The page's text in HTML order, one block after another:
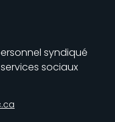
syndiqué
sociaux